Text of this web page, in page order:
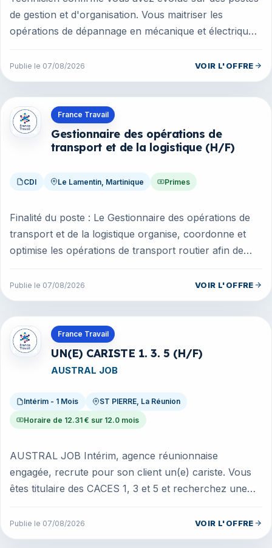
de gestion et d'organisation. Vous maitriser les
opérations de dépannage en mécanique et électrique.
Publie le 07/08/2026 VOIR L'OFFRE
France Travail
Gestionnaire des opérations de
transport et de la logistique (H/F)
CDI Le Lamentin, Martinique Primes
Finalité du poste : Le Gestionnaire des opérations de
transport et de la logistique organise, coordonne et
optimise les opérations de transport routier afin de
Publie le 07/08/2026 VOIR L'OFFRE
Offres en Martinique
France Travail
UN(E) CARISTE 1. 3. 5 (H/F)
AUSTRAL JOB
Intérim - 1 Mois ST PIERRE, La Réunion
Horaire de 12.31 € sur 12.0 mois
AUSTRAL JOB Intérim, agence réunionnaise
engagée, recrute pour son client un(e) cariste. Vous
êtes titulaire des CACES 1, 3 et 5 et recherchez une
Publie le 07/08/2026 VOIR L'OFFRE
Offres en La Réunion